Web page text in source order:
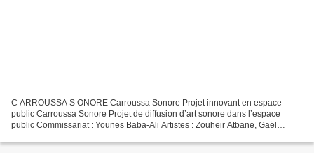
C ARROUSSA S ONORE Carroussa Sonore Projet innovant en espace
public Carroussa Sonore Projet de diffusion d’art sonore dans l’espace
public Commissariat : Younes Baba-Ali Artistes : Zouheir Atbane, Gaël